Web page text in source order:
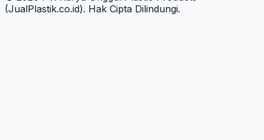
(JualPlastik.co.id). Hak Cipta Dilindungi.